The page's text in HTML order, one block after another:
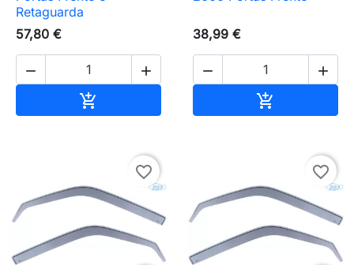
Retaguarda
57,80 €
 

38,99 €
 

favorite_border favorite_border